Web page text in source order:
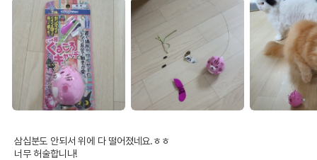
삼십분도 안되서 위에 다 떨어졌네요.ㅎㅎ
너무 허술합니나!